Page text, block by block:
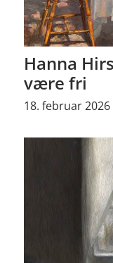
Hanna
være fri
18. februar